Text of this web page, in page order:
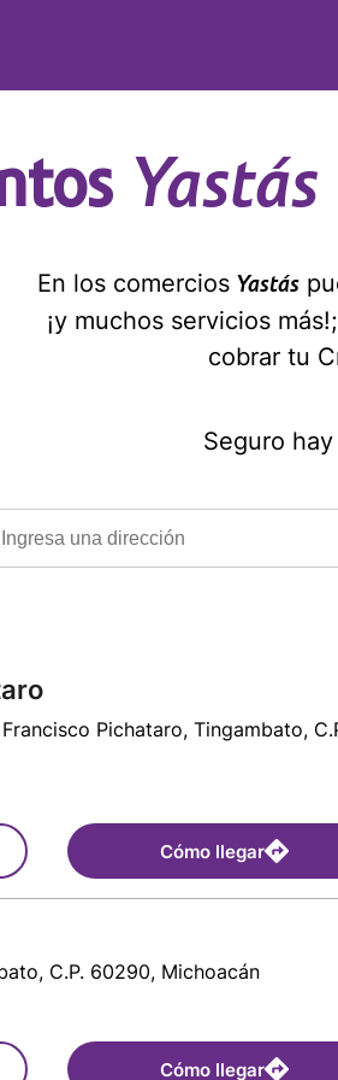
Yastás
En los comercios Yastás
¡y muchos servicios
cobrar tu
Seguro
Pichataro, Tingambato,
Cómo llegar
C.P. 60290, Michoacán
Cómo llegar